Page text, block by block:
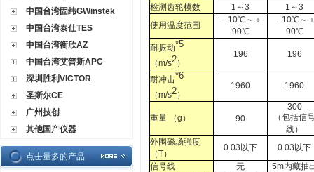
中国台湾固纬GWinstek
中国台湾泰仕TES
中国台湾衡欣AZ
中国台湾艾普斯APC
深圳胜利VICTOR
圣斯尔CE
广州技创
其他国产仪器
点击量多的产品
检测齿轮模数 1～3
1～3
使用温度范围
－10℃～＋
90℃
－10℃～
90℃
耐振动*5
（m/s2）
196 196
耐冲击*6
（m/s2）
1960 1960
重量 （g） 90
300
（包括信
线）
外围磁场强度
（T）
0.03以下
0.03以下
信号线
无
5m内藏抽